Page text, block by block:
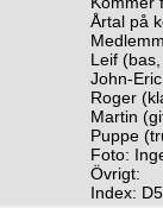
Årtal på
Leif
John-
Roger
Martin
Puppe
Foto:
Övrigt:
Index: